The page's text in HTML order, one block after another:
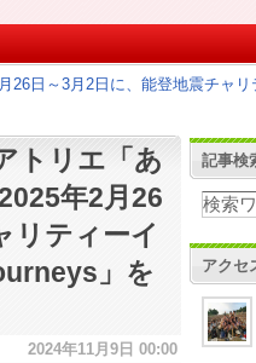
26日～3月2日に、能登地震チャ
トリエ「あ
年2月26
リティーイ
」を
2024年11月9日 00:00
記事検
アクセ